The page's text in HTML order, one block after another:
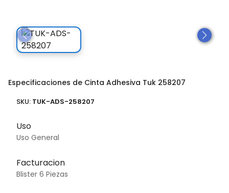
Especificaciones de Cinta Adhesiva Tuk 258207
SKU: TUK-ADS-258207
Uso
Uso General
Facturacion
Blister 6 Piezas